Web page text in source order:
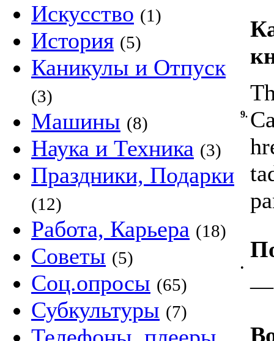
Искусство (1)
История (5)
Каникулы и Отпуск
(3)
Машины (8)
Наука и Техника (3)
Праздники, Подарки
(12)
Работа, Карьера (18)
Советы (5)
Соц.опросы (65)
Субкультуры (7)
9.
•
—